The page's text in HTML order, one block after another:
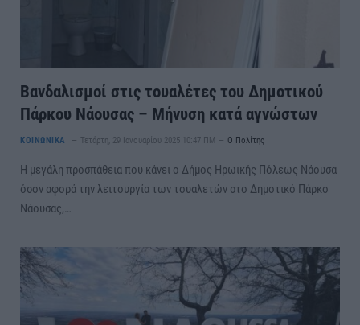
Βανδαλισμοί στις τουαλέτες του Δημοτικού
Πάρκου Νάουσας – Μήνυση κατά αγνώστων
ΚΟΙΝΩΝΙΚΑ Τετάρτη, 29 Ιανουαρίου 2025 10:47 ΠΜ Ο Πολίτης
Η μεγάλη προσπάθεια που κάνει ο Δήμος Ηρωικής Πόλεως Νάουσα
όσον αφορά την λειτουργία των τουαλετών στο Δημοτικό Πάρκο
Νάουσας,…